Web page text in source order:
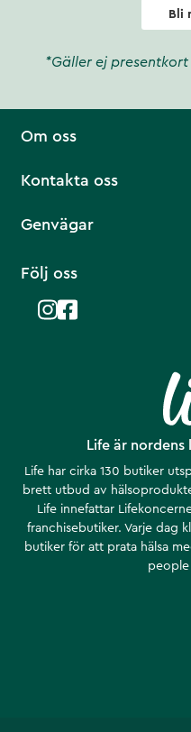
Bli
*Gäller ej
Life är
Life har cirka 130 butiker
brett utbud av
Life innefattar
franchisebutiker. Varje dag
butiker för att prata hälsa
people
Om oss
Kontakta oss
Genvägar
Följ oss